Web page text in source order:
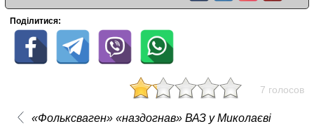
Поділитися:
7 голосов
«Фольксваген» «наздогнав» ВАЗ у Миколаєві